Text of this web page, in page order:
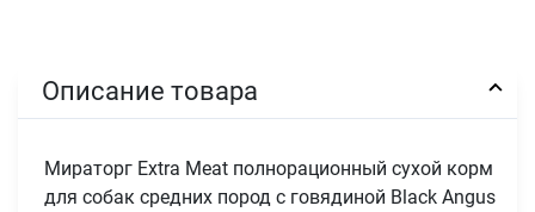
Описание товара
Мираторг Extra Meat полнорационный сухой корм
для собак средних пород с говядиной Black Angus